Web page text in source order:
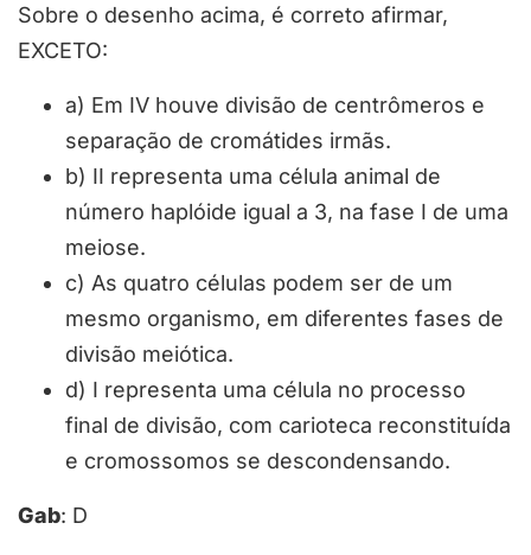
Sobre o desenho acima, é correto afirmar,
EXCETO:
a) Em IV houve divisão de centrômeros e
separação de cromátides irmãs.
b) II representa uma célula animal de
número haplóide igual a 3, na fase I de uma
meiose.
c) As quatro células podem ser de um
mesmo organismo, em diferentes fases de
divisão meiótica.
d) I representa uma célula no processo
final de divisão, com carioteca reconstituída
e cromossomos se descondensando.
Gab: D